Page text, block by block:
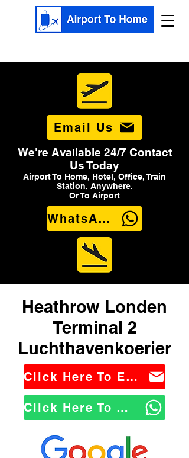
Email Us
We're Available 24/7 Contact
Us Today
Airport To Home, Hotel, Office, Train
Station, Anywhere.
Or To Airport
WhatsApp Us
Heathrow Londen
Terminal 2
Luchthavenkoerier
Click Here To Email Us
Click Here To WhatsApp Us